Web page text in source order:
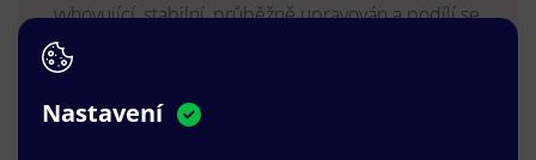
vyhovující, stabilní, průběžně upravován a podílí se
na pozitivním vnímání naší značky.
MUDr. Radek Vyšohlíd
VENART s.r.o.
Nastavení